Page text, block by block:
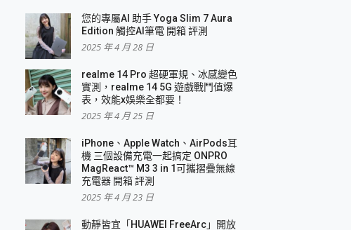
您的專屬AI 助手 Yoga Slim 7 Aura
Edition 觸控AI筆電 開箱 評測
2025 年 4 月 28 日
realme 14 Pro 超硬軍規、冰感變色
實測，realme 14 5G 遊戲戰鬥值爆
表，效能x娛樂全都要！
2025 年 4 月 25 日
iPhone、Apple Watch、AirPods耳
機 三個設備充電一起搞定 ONPRO
MagReact™ M3 3 in 1可攜摺疊無線
充電器 開箱 評測
2025 年 4 月 23 日
動靜皆宜「HUAWEI FreeArc」開放